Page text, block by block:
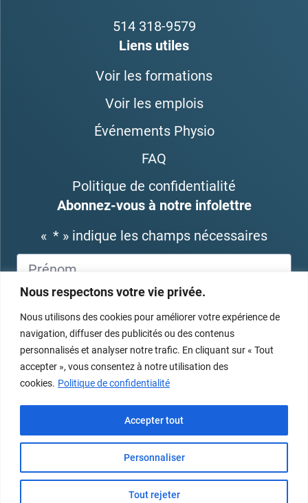
Nous respectons votre vie privée.
Nous utilisons des cookies pour améliorer votre expérience de
navigation, diffuser des publicités ou des contenus
personnalisés et analyser notre trafic. En cliquant sur « Tout
accepter », vous consentez à notre utilisation des
cookies. Politique de confidentialité
Personnaliser
Tout rejeter
Accepter tout
514 318-9579
Liens utiles
Voir les formations
Voir les emplois
Événements Physio
FAQ
Politique de confidentialité
Abonnez-vous à notre infolettre
« * » indique les champs nécessaires
Association québécoise de la physiothérapie
© 2021 Tous droits réservés